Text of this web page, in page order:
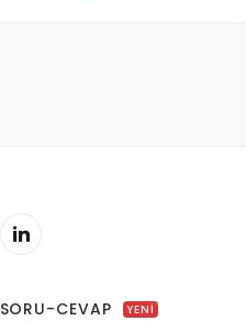
SORU-CEVAP YENİ